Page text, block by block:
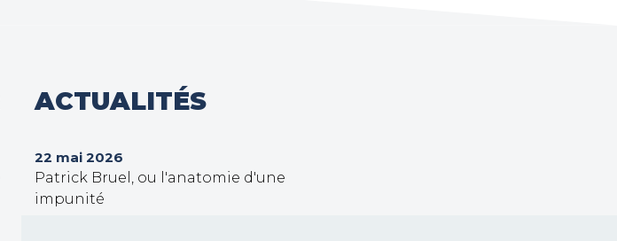
ACTUALITÉS
22 mai 2026
Patrick Bruel, ou l'anatomie d'une
impunité